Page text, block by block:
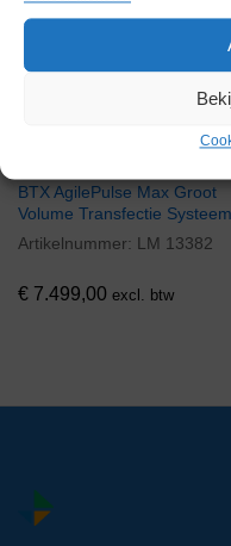
BTX AgilePulse Max Groot
Volume Transfectie Systeem
Artikelnummer: LM 13382
€ 7.499,00 excl. btw